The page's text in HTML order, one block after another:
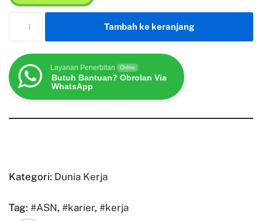
Tambah ke keranjang
Layanan Penerbitan Online
Butuh Bantuan? Obrolan Via
WhatsApp
Kategori: Dunia Kerja
Tag: #ASN, #karier, #kerja